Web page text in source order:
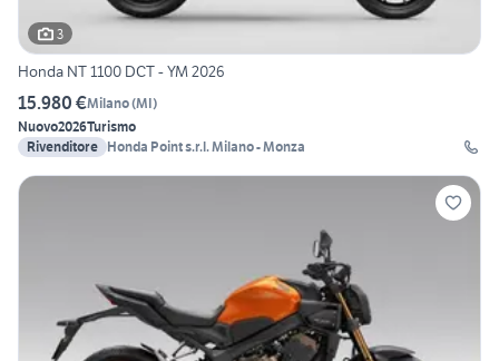
3
Honda NT 1100 DCT - YM 2026
15.980 €Milano(MI)
Nuovo2026Turismo
Rivenditore Honda Point s.r.l. Milano - Monza